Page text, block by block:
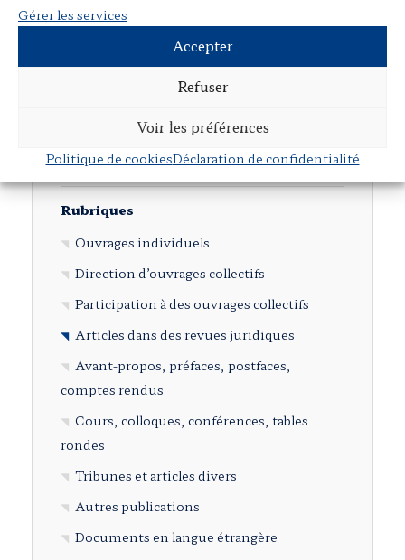
Gérer les services
Accepter
Refuser
Voir les préférences
Politique de cookiesDéclaration de confidentialité
Présentation
Rubriques
Ouvrages individuels
Direction d’ouvrages collectifs
Participation à des ouvrages collectifs
Articles dans des revues juridiques
Avant-propos, préfaces, postfaces,
comptes rendus
Cours, colloques, conférences, tables
rondes
Tribunes et articles divers
Autres publications
Documents en langue étrangère